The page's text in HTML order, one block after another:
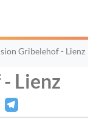
Gribelehof - Lienz
Lienz